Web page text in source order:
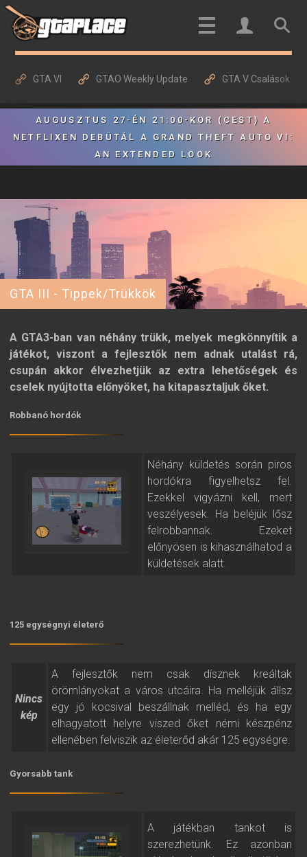
GTA VI GTAO Weekly Update GTA V Csalások
AUGUSZTUS 27-ÉN 21:00-KOR (CEST) A
NETFLIXEN DEBÜTÁL A GRAND THEFT AUTO VI:
AN EXTENDED LOOK
GTA III - Tippek/Trükkök
A GTA3-ban van néhány trükk, melyek megkönnyítik a
játékot, viszont a fejlesztők nem adnak utalást rá,
csupán akkor élvezhetjük az extra lehetőségek és
cselek nyújtotta előnyöket, ha kitapasztaljuk őket.
Robbanó hordók
Néhány küldetés során piros
hordókra figyelhetsz fel.
Ezekkel vigyázni kell, mert
veszélyesek. Ha beléjük lősz
felrobbannak. Ezeket
előnyösen is kihasználhatod a
küldetések alatt.
125 egységnyi életerő
Nincs
kép
A fejlesztők nem csak dísznek kreáltak
örömlányokat a város utcáira. Ha melléjük állsz
egy jó kocsival beszállnak melléd, és ha egy
elhagyatott helyre viszed őket némi készpénz
ellenében felviszik az életerőd akár 125 egységre.
Gyorsabb tank
A játékban tankot is
szerezhetünk. Ez azonban